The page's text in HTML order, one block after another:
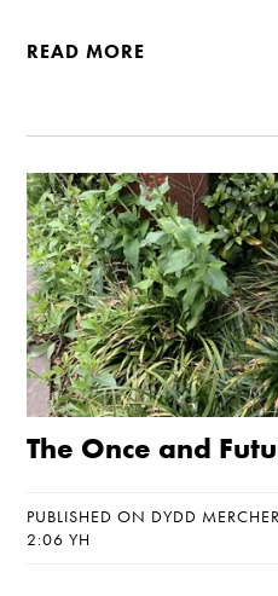
READ MORE
The Once and
PUBLISHED ON DYDD
2:06 YH